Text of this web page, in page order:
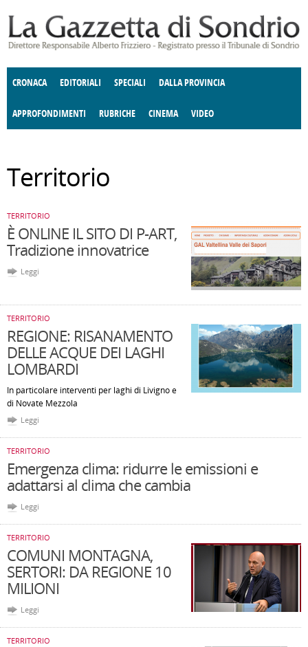
CRONACA EDITORIALI SPECIALI DALLA PROVINCIA
APPROFONDIMENTI
CULTURA E SPETTACOLI
RUBRICHE
DELLE IDEE FATTI DELLO SPIRITO
CINEMA VIDEO
Territorio
TERRITORIO
È ONLINE IL SITO DI P-ART,
Tradizione innovatrice
Leggi
TERRITORIO
REGIONE: RISANAMENTO
DELLE ACQUE DEI LAGHI
LOMBARDI
In particolare interventi per laghi di Livigno e
di Novate Mezzola
Leggi
TERRITORIO
Emergenza clima: ridurre le emissioni e
adattarsi al clima che cambia
Leggi
TERRITORIO
COMUNI MONTAGNA,
SERTORI: DA REGIONE 10
MILIONI
Leggi
TERRITORIO